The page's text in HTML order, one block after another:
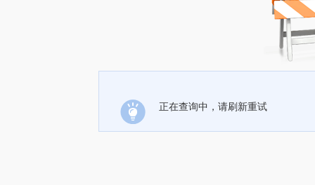
正在查询中，请刷新重试